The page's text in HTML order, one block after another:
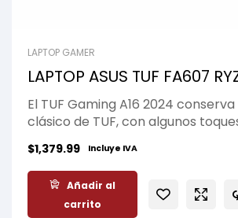
LAPTOP GAMER
LAPTOP ASUS TUF FA607
RTX-4050-6GB W11-US
El TUF Gaming A16 2024
clásico de TUF, con algunos
relieve, mientras que las ediciones
tienen un elegante logotipo
Cuatro pequeños triángulos
esquinas de la tapa, y sutiles
$1,379.99 Incluye IVA
Añadir al
carrito